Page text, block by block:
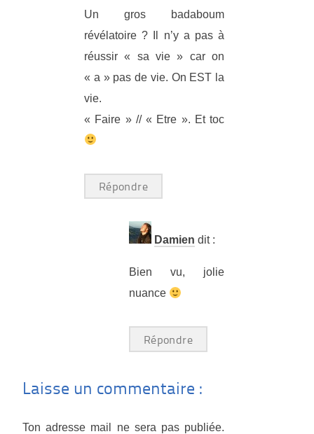
Un gros badaboum
révélatoire ? Il n’y a pas à
réussir « sa vie » car on
« a » pas de vie. On EST la
vie.
« Faire » // « Etre ». Et toc
Répondre
Damien dit :
Bien vu, jolie
nuance
Répondre
Laisse un commentaire :
Ton adresse mail ne sera pas publiée.